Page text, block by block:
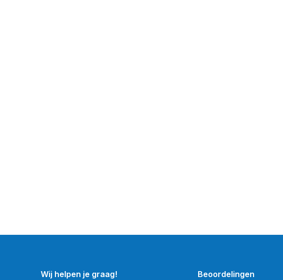
Wij helpen je graag! Beoordelingen